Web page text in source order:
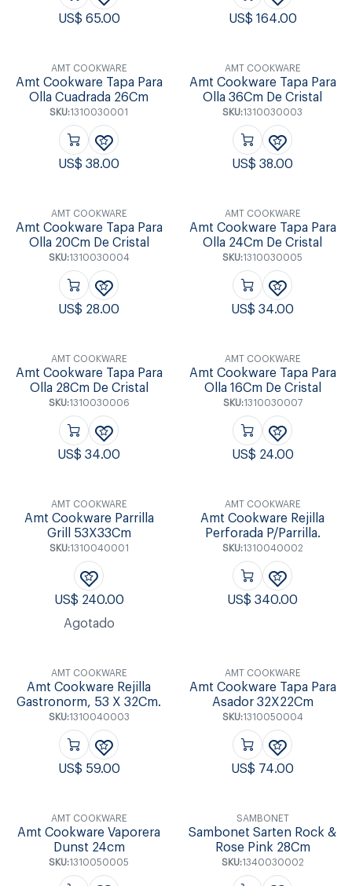
US$ 65.00 US$ 164.00
AMT COOKWARE
Amt Cookware Tapa Para
Olla Cuadrada 26Cm
SKU:1310030001
US$38.00
AMT COOKWARE
Amt Cookware Tapa Para
Olla 36Cm De Cristal
SKU:1310030003
US$38.00
AMT COOKWARE
Amt Cookware Tapa Para
Olla 20Cm De Cristal
SKU:1310030004
US$ 28.00
AMT COOKWARE
Amt Cookware Tapa Para
Olla 24Cm De Cristal
SKU:1310030005
US$34.00
AMT COOKWARE
Amt Cookware Tapa Para
Olla 28Cm De Cristal
SKU:1310030006
US$34.00
AMT COOKWARE
Amt Cookware Tapa Para
Olla 16Cm De Cristal
SKU:1310030007
US$ 24.00
AMT COOKWARE
Amt Cookware Parrilla
Grill 53X33Cm
SKU:1310040001
US$ 240.00
Agotado
AMT COOKWARE
Amt Cookware Rejilla
Perforada P/Parrilla.
SKU:1310040002
US$340.00
AMT COOKWARE
Amt Cookware Rejilla
Gastronorm, 53 X 32Cm.
SKU:1310040003
US$ 59.00
AMT COOKWARE
Amt Cookware Tapa Para
Asador 32X22Cm
SKU:1310050004
US$ 74.00
AMT COOKWARE
Amt Cookware Vaporera
Dunst 24cm
SKU:1310050005
SAMBONET
Sambonet Sarten Rock &
Rose Pink 28Cm
SKU:1340030002